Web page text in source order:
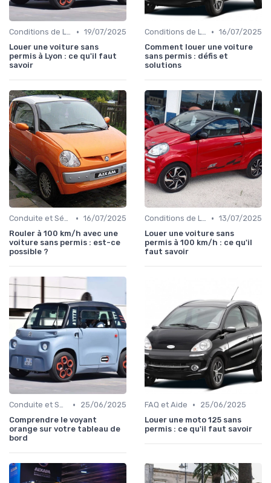
Conditions de Location • 19/07/2025
Louer une voiture sans
permis à Lyon : ce qu'il faut
savoir
Conditions de Location • 16/07/2025
Comment louer une voiture
sans permis : défis et
solutions
Conduite et Sécurité • 16/07/2025
Rouler à 100 km/h avec une
voiture sans permis : est-ce
possible ?
Conditions de Location • 13/07/2025
Louer une voiture sans
permis à 100 km/h : ce qu'il
faut savoir
Conduite et Sécurité •
25/06/2025
Comprendre le voyant
orange sur votre tableau de
bord
FAQ et Aide •
25/06/2025
Louer une moto 125 sans
permis : ce qu'il faut savoir